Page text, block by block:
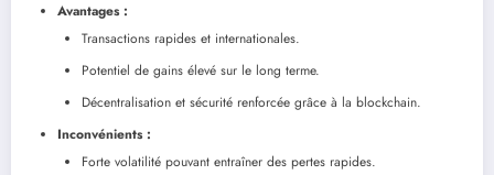
Avantages :
Transactions rapides et internationales.
Potentiel de gains élevé sur le long terme.
Décentralisation et sécurité renforcée grâce à la blockchain.
Inconvénients :
Forte volatilité pouvant entraîner des pertes rapides.